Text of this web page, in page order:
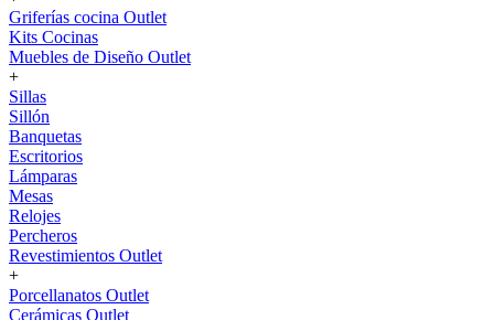
Griferías cocina Outlet
Kits Cocinas
Muebles de Diseño Outlet
+
Sillas
Sillón
Banquetas
Escritorios
Lámparas
Mesas
Relojes
Percheros
Revestimientos Outlet
+
Porcellanatos Outlet
Cerámicas Outlet